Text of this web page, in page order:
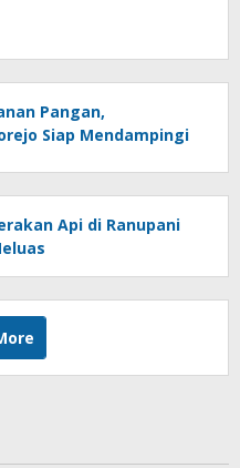
Pangan,
Siap Mendampingi
Api di Ranupani